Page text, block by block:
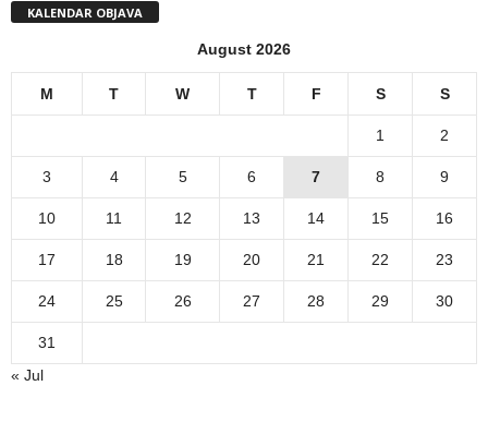
KALENDAR OBJAVA
August 2026
M T W T F S S
1 2
3 4 5 6 7 8 9
10 11 12 13 14 15 16
17 18 19 20 21 22 23
24 25 26 27 28 29 30
31
« Jul